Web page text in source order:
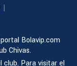
|
Bolavip.com
Chivas.
club. Para visitar el